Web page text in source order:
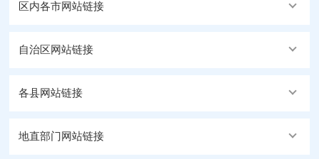
区内各市网站链接
自治区网站链接
各县网站链接
地直部门网站链接